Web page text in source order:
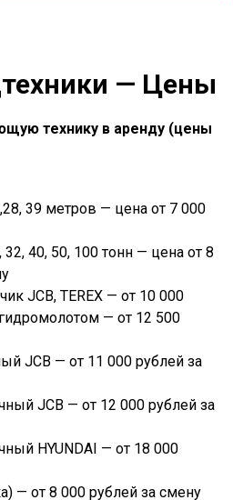
— Цены
технику в аренду (цены
39 метров — цена от 7 000
40, 50, 100 тонн — цена от 8
JCB, TEREX — от 10 000
— от 12 500
JCB — от 11 000 рублей за
JCB — от 12 000 рублей за
HYUNDAI — от 18 000
— от 8 000 рублей за смену